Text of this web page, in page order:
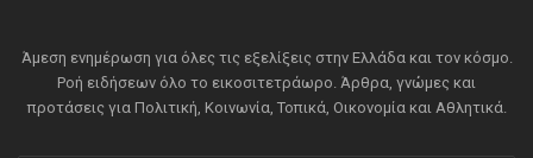
Άμεση ενημέρωση για όλες τις εξελίξεις στην Ελλάδα και τον κόσμο.
Ροή ειδήσεων όλο το εικοσιτετράωρο. Άρθρα, γνώμες και
προτάσεις για Πολιτική, Κοινωνία, Τοπικά, Οικονομία και Αθλητικά.